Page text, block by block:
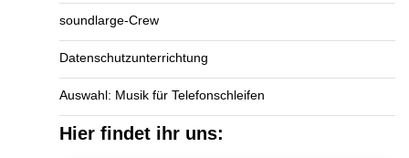
soundlarge-Crew
Datenschutzunterrichtung
Auswahl: Musik für Telefonschleifen
Hier findet ihr uns: